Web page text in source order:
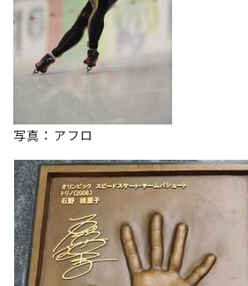
写真：アフロ